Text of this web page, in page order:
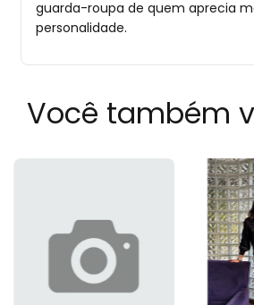
guarda-roupa de quem aprecia
personalidade.
Você também